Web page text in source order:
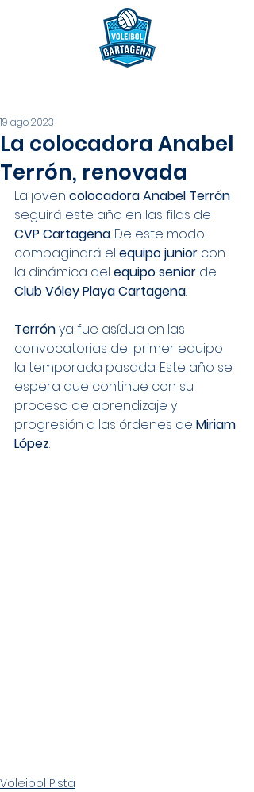
La colocadora Anabel
Terrón, renovada
19 ago 2023
La joven colocadora Anabel Terrón
seguirá este año en las filas de
CVP Cartagena. De este modo.
compaginará el equipo junior con
la dinámica del equipo senior de
Club Vóley Playa Cartagena.
Terrón ya fue asídua en las
convocatorias del primer equipo
la temporada pasada. Este año se
espera que continue con su
proceso de aprendizaje y
progresión a las órdenes de Miriam
López.
Voleibol Pista